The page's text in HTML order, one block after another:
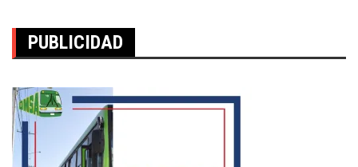
PUBLICIDAD